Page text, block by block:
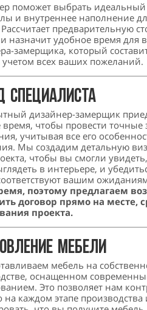
поможет выбрать идеальный
и внутреннее наполнение
предварительную
и назначит удобное время для
замерщика, который
учетом всех ваших пожеланий.
специалиста
дизайнер-замерщик
время, чтобы провести точные
учитывая все его
Мы создадим детальную
чтобы вы смогли
в интерьере, и
вашим
поэтому предлагаем
договор прямо на месте,
проекта.
мебели
мебель на
оснащенном
Это позволяет нам
на каждом этапе производства